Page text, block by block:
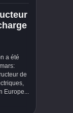
a été
de
Europe...